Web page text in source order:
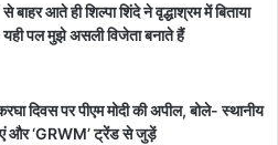
बाहर आते ही शिल्पा शिंदे ने वृद्धाश्रम में बिताया
पल मुझे असली विजेता बनाते हैं
दिवस पर पीएम मोदी की अपील, बोले- स्थानीय
और ‘GRWM’ ट्रेंड से जुड़ें